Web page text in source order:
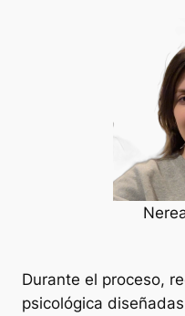
Durante el proceso,
psicológica